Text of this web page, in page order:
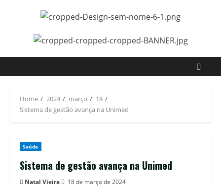
Home 2024 março
18
Sistema de gestão avança na Unimed
Saúde
Sistema de gestão avança na Unimed
Natal Vieira 18 de março de 2024